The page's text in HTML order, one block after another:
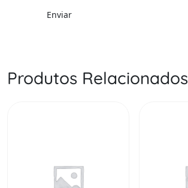
Produtos Relacionados